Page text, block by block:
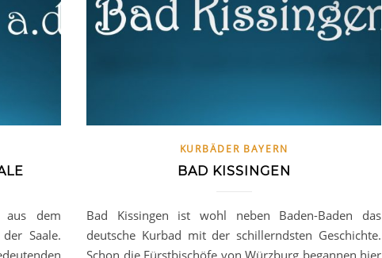
aus dem
Saale.
KURBÄDER BAYERN
BAD KISSINGEN
Bad Kissingen ist wohl neben Baden-Baden das
deutsche Kurbad mit der schillerndsten Geschichte.